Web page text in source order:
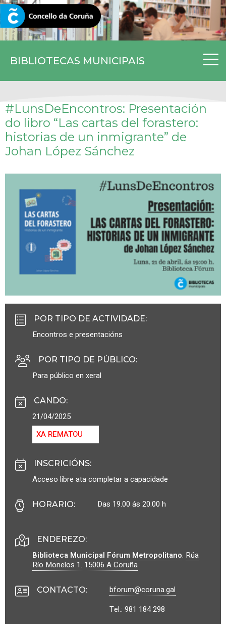
BIBLIOTECAS MUNICIPAIS
CORUNA.GAL
#LunsDeEncontros: Presentación
do libro “Las cartas del forastero:
historias de un inmigrante” de
Johan López Sánchez
POR TIPO DE ACTIVIDADE:
Encontros e presentacións
POR TIPO DE PÚBLICO:
Para público en xeral
CANDO:
21/04/2025
XA REMATOU
INSCRICIÓNS:
Acceso libre ata completar a capacidade
HORARIO: Das 19.00 ás 20.00 h
ENDEREZO:
Biblioteca Municipal Fórum Metropolitano. Rúa
Río Monelos 1.15006A Coruña
CONTACTO:
bforum@coruna.gal
Tel.: 981 184 298